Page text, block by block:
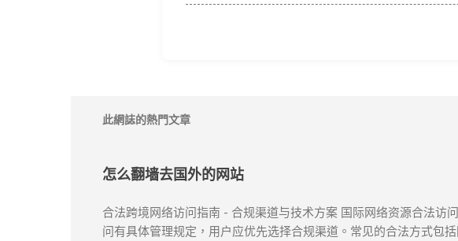
此網誌的熱門文章
怎么翻墙去国外的网站
合法跨境网络访问指南 - 合规渠道与技术方案 国际网络资源合法访
问有具体管理规定，用户应优先选择合规渠道。常见的合法方式包